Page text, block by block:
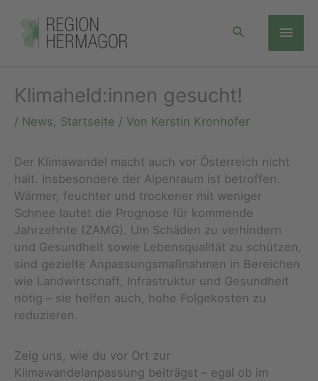
springen
Klimaheld:innen gesucht!
/ News, Startseite / Von Kerstin Kronhofer
Der Klimawandel macht auch vor Österreich nicht
halt. Insbesondere der Alpenraum ist betroffen.
Wärmer, feuchter und trockener mit weniger
Schnee lautet die Prognose für kommende
Jahrzehnte (ZAMG). Um Schäden zu verhindern
und Gesundheit sowie Lebensqualität zu schützen,
sind gezielte Anpassungsmaßnahmen in Bereichen
wie Landwirtschaft, Infrastruktur und Gesundheit
nötig – sie helfen auch, hohe Folgekosten zu
reduzieren.
Zeig uns, wie du vor Ort zur
Klimawandelanpassung beiträgst – egal ob im